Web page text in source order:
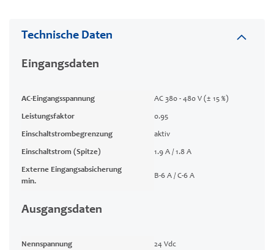
Technische Daten
Eingangsdaten
AC-Eingangsspannung AC 380 - 480 V (± 15 %)
Leistungsfaktor 0.95
Einschaltstrombegrenzung aktiv
Einschaltstrom (Spitze) 1.9 A / 1.8 A
Externe Eingangsabsicherung
min.
B-6 A / C-6 A
Ausgangsdaten
Nennspannung 24 Vdc